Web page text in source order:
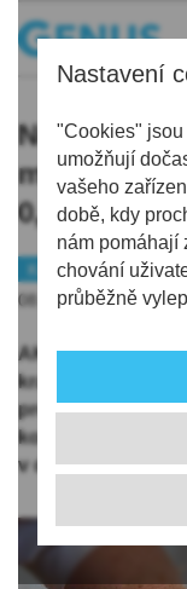
Nastavení
"Cookies" jsou
umožňují
vašeho
době, kdy
nám pomáhají
chování
průběžně
měsíc
0,2 bodu
Kraj
Statistika
08.06.2026 | 12:01
kraji už třetí měsíc
procentního bodu
konci měsíce
v dubnu. Přibývá